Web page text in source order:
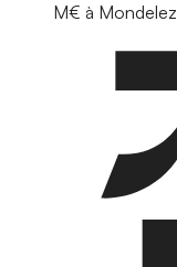
M€ à Mondelez